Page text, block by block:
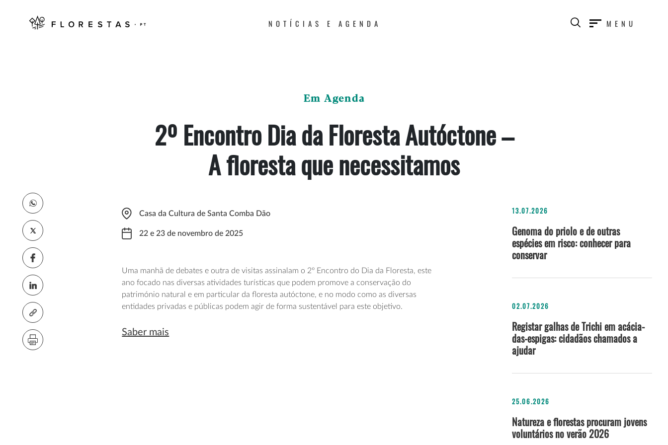
NOTÍCIAS E AGENDA MENU
Em Agenda
2º Encontro Dia da Floresta Autóctone –
A floresta que necessitamos
Casa da Cultura de Santa Comba Dão
22 e 23 de novembro de 2025
Uma manhã de debates e outra de visitas assinalam o 2º Encontro do Dia da Floresta, este
ano focado nas diversas atividades turísticas que podem promove a conservação do
património natural e em particular da floresta autóctone, e no modo como as diversas
entidades privadas e públicas podem agir de forma sustentável para este objetivo.
Saber mais
13.07.2026
Genoma do priolo e de outras
espécies em risco: conhecer para
conservar
02.07.2026
Registar galhas de Trichi em acácia-
das-espigas: cidadãos chamados a
ajudar
25.06.2026
Natureza e florestas procuram jovens
voluntários no verão 2026